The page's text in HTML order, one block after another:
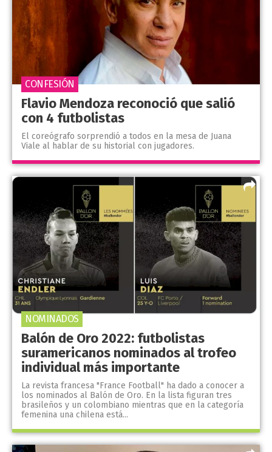
Flavio Mendoza reconoció que salió
con 4 futbolistas
El coreógrafo sorprendió a todos en la mesa de Juana
Viale al hablar de su historial con jugadores.
CONFESIÓN
Balón de Oro 2022: futbolistas
suramericanos nominados al trofeo
individual más importante
La revista francesa "France Football" ha dado a conocer a
los nominados al Balón de Oro. En la lista figuran tres
brasileños y un colombiano mientras que en la categoría
femenina una chilena está...
NOMINADOS